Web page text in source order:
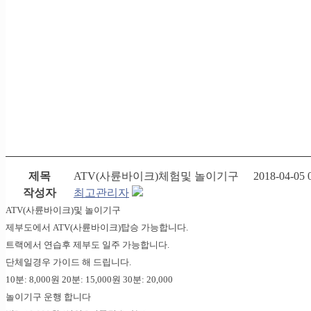
제목 ATV(사륜바이크)체험및 놀이기구
2018-04-05
작성자
최고관리자
ATV(사륜바이크)및 놀이기구
제부도에서 ATV(사륜바이크)탑승 가능합니다.
트랙에서 연습후 제부도 일주 가능합니다.
단체일경우 가이드 해 드립니다.
10분: 8,000원 20분: 15,000원 30분: 20,000
놀이기구 운행 합니다